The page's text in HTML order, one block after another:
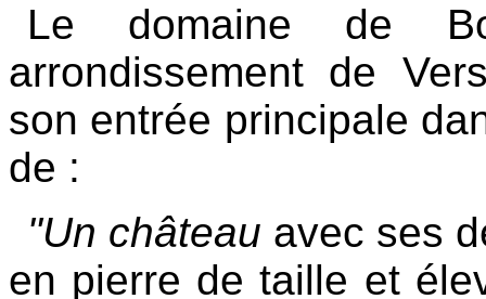
Le domaine de
arrondissement de
son entrée principale
de :
"Un château avec ses
en pierre de taille et